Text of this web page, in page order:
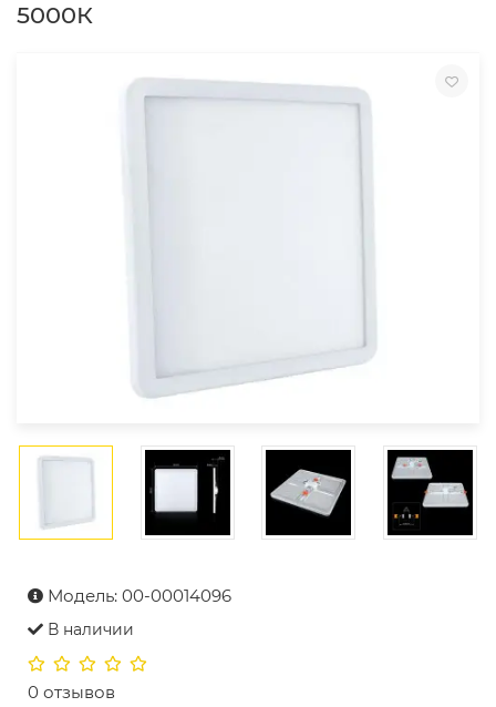
5000К
Модель: 00-00014096
В наличии
0 отзывов